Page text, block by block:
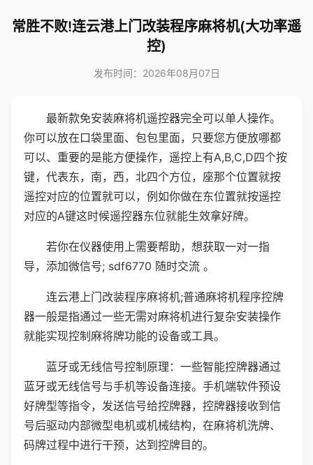
常胜不败!连云港上门改装程序麻将机(大功率遥
控)
发布时间：2026年08月07日
最新款免安装麻将机遥控器完全可以单人操作。
你可以放在口袋里面、包包里面，只要您方便放哪都
可以、重要的是能方便操作，遥控上有A,B,C,D四个按
键，代表东，南，西，北四个方位，座那个位置就按
遥控对应的位置就可以，例如你做在东位置就按遥控
对应的A键这时候遥控器东位就能生效拿好牌。
若你在仪器使用上需要帮助，想获取一对一指
导，添加微信号; sdf6770 随时交流 。
连云港上门改装程序麻将机;普通麻将机程序控牌
器一般是指通过一些无需对麻将机进行复杂安装操作
就能实现控制麻将牌功能的设备或工具。
蓝牙或无线信号控制原理：一些智能控牌器通过
蓝牙或无线信号与手机等设备连接。手机端软件预设
好牌型等指令，发送信号给控牌器，控牌器接收到信
号后驱动内部微型电机或机械结构，在麻将机洗牌、
码牌过程中进行干预，达到控牌目的。